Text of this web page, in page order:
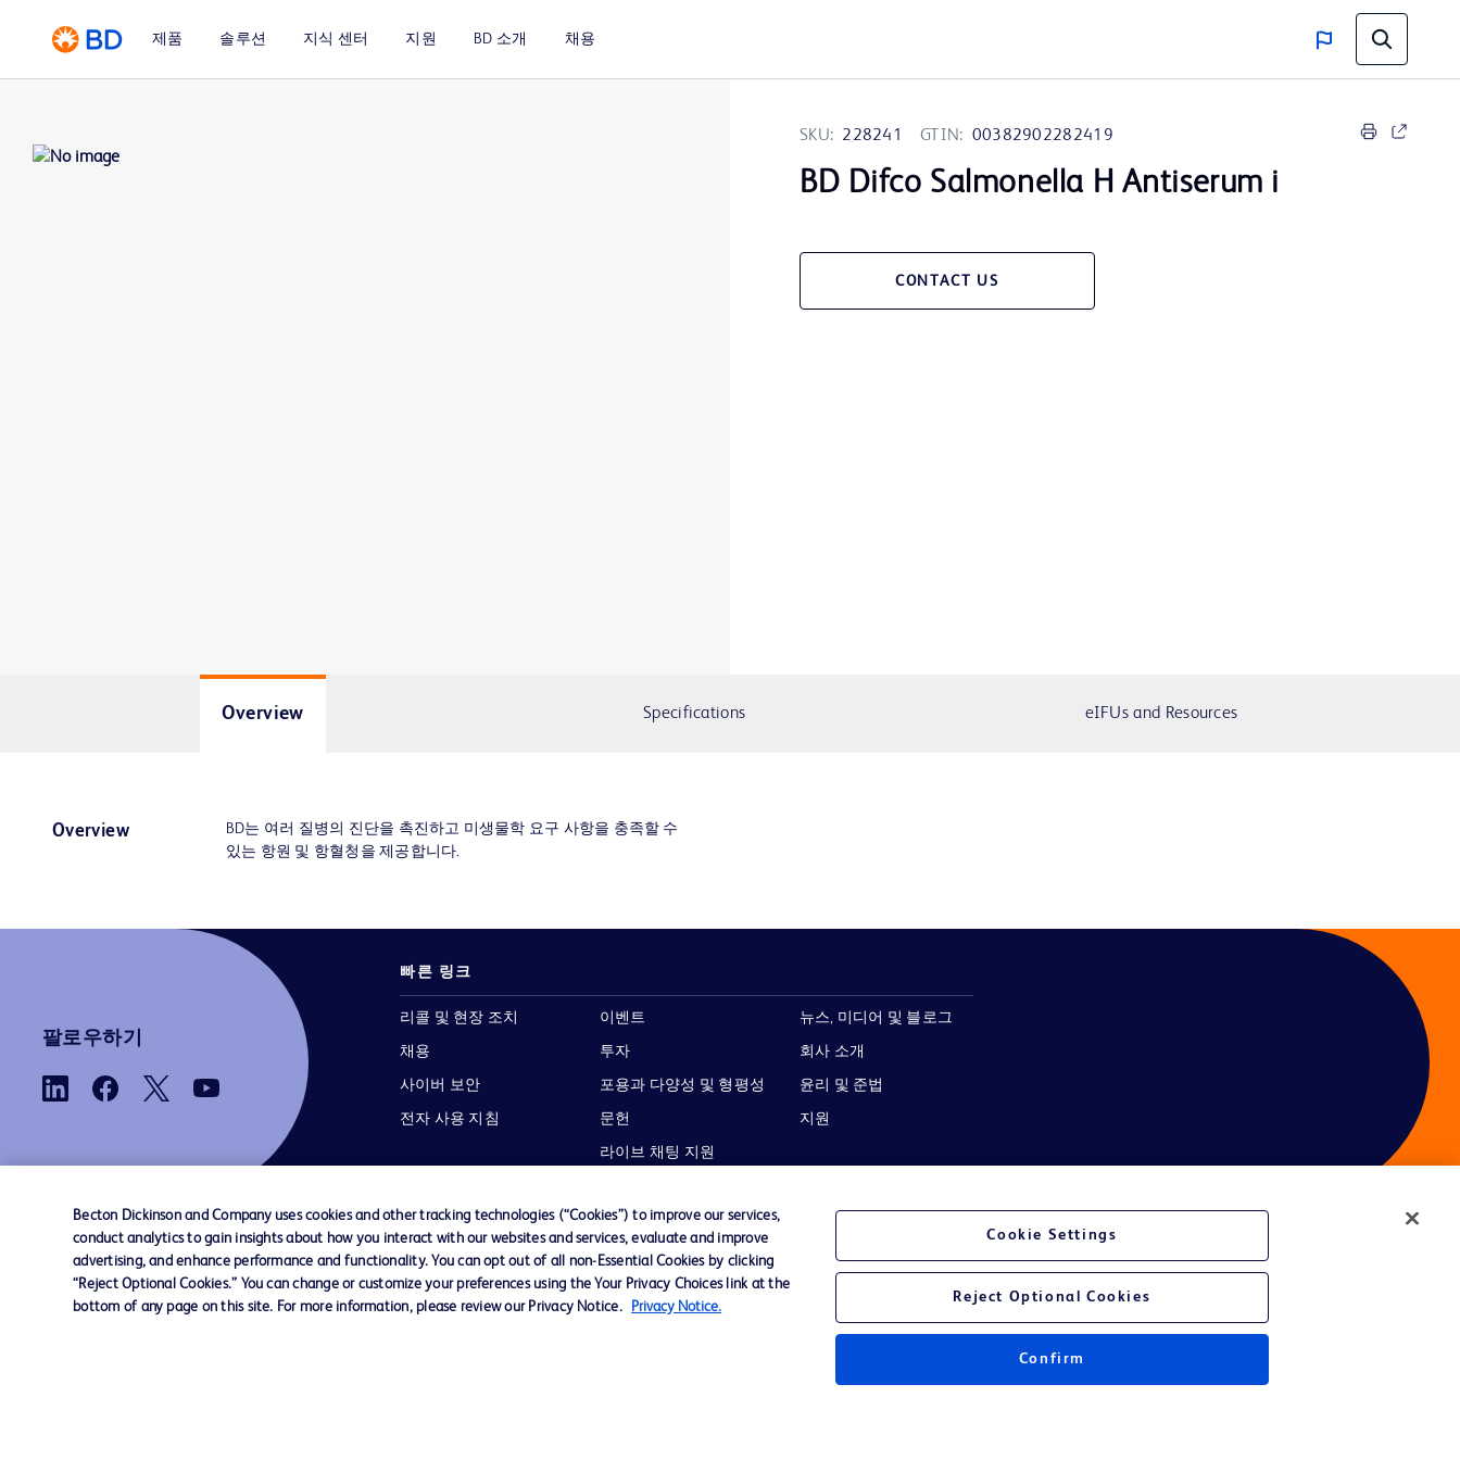
제품 솔루션 지식 센터 지원 BD 소개 채용
SKU: 228241 GTIN: 00382902282419
BD Difco Salmonella H Antiserum i
CONTACT US
Overview Specifications eIFUs and Resources
Overview
BD는 여러 질병의 진단을 촉진하고 미생물학 요구 사항을 충족할 수
있는 항원 및 항혈청을 제공합니다.
팔로우하기
빠른 링크
리콜 및 현장 조치
채용
사이버 보안
전자 사용 지침
이벤트
투자
포용과 다양성 및 형평성
문헌
라이브 채팅 지원
뉴스, 미디어 및 블로그
회사 소개
윤리 및 준법
지원
당사로 문의하기 쿠키 기본 설정 개인정보 이용 약관 개인정보처리방침 웹사이트 접근성
Becton Dickinson and Company uses cookies and other tracking technologies (“Cookies”) to improve our services,
conduct analytics to gain insights about how you interact with our websites and services, evaluate and improve
advertising, and enhance performance and functionality. You can opt out of all non-Essential Cookies by clicking
“Reject Optional Cookies.” You can change or customize your preferences using the Your Privacy Choices link at the
bottom of any page on this site. For more information, please review our Privacy Notice.
Privacy Notice.
Cookie Settings
Reject Optional Cookies
Confirm